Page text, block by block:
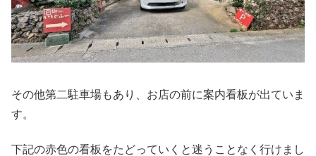
その他第二駐車場もあり、お店の前に案内看板が出ていま
す。
下記の赤色の看板をたどっていくと迷うことなく行けまし